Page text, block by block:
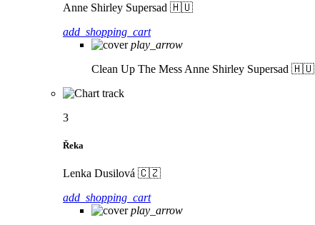
Anne Shirley Supersad 🇭🇺
add_shopping_cart
play_arrow
Clean Up The Mess Anne Shirley Supersad 🇭🇺
3
Řeka
Lenka Dusilová 🇨🇿
add_shopping_cart
play_arrow